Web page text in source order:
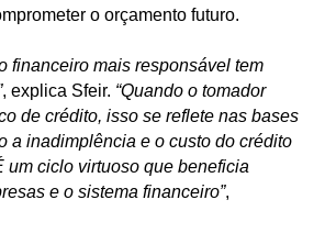
o orçamento futuro.
financeiro mais responsável tem
, explica Sfeir. “Quando o tomador
de crédito, isso se reflete nas bases
a inadimplência e o custo do crédito
um ciclo virtuoso que beneficia
e o sistema financeiro”,